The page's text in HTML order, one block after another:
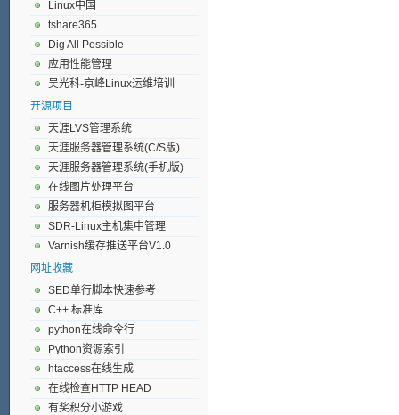
Linux中国
tshare365
Dig All Possible
应用性能管理
吴光科-京峰Linux运维培训
开源项目
天涯LVS管理系统
天涯服务器管理系统(C/S版)
天涯服务器管理系统(手机版)
在线图片处理平台
服务器机柜模拟图平台
SDR-Linux主机集中管理
Varnish缓存推送平台V1.0
网址收藏
SED单行脚本快速参考
C++ 标准库
python在线命令行
Python资源索引
htaccess在线生成
在线检查HTTP HEAD
有奖积分小游戏